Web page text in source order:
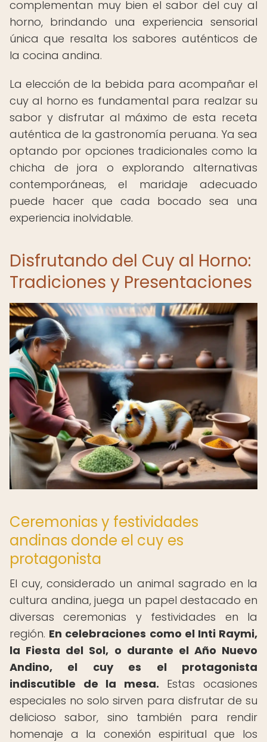
complementan muy bien el sabor del cuy al
horno, brindando una experiencia sensorial
única que resalta los sabores auténticos de
la cocina andina.
La elección de la bebida para acompañar el
cuy al horno es fundamental para realzar su
sabor y disfrutar al máximo de esta receta
auténtica de la gastronomía peruana. Ya sea
optando por opciones tradicionales como la
chicha de jora o explorando alternativas
contemporáneas, el maridaje adecuado
puede hacer que cada bocado sea una
experiencia inolvidable.
Disfrutando del Cuy al Horno:
Tradiciones y Presentaciones
Ceremonias y festividades
andinas donde el cuy es
protagonista
El cuy, considerado un animal sagrado en la
cultura andina, juega un papel destacado en
diversas ceremonias y festividades en la
región. En celebraciones como el Inti Raymi,
la Fiesta del Sol, o durante el Año Nuevo
Andino, el cuy es el protagonista
indiscutible de la mesa. Estas ocasiones
especiales no solo sirven para disfrutar de su
delicioso sabor, sino también para rendir
homenaje a la conexión espiritual que los